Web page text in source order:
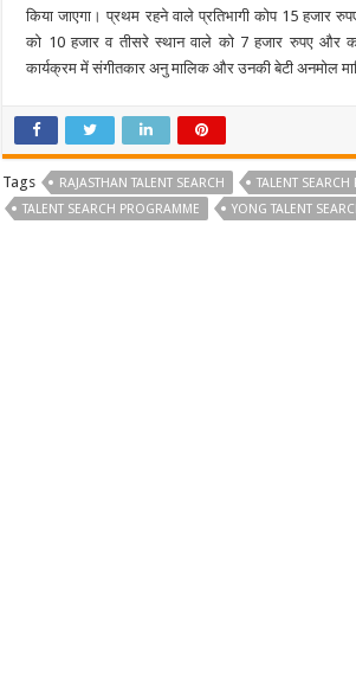
किया जाएगा। प्रथम रहने वाले प्रतिभागी कोप 15 हजार
को 10 हजार व तीसरे स्थान वाले को 7 हजार रुपए और
कार्यक्रम में संगीतकार अनु मालिक और उनकी बेटी अनमोल
Tags RAJASTHAN TALENT SEARCH
TALENT SEARCH
TALENT SEARCH PROGRAMME
YONG TALENT